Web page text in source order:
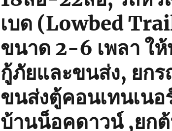
เบด (Lowbed
ขนาด 2-6 เพลา ให้
กู้ภัยและขนส่ง, ยกร
ขนส่งตู้คอนเทนเนอ
บ้านน็อคดาวน์ ,ยก